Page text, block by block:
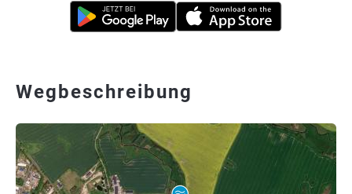
Wegbeschreibung